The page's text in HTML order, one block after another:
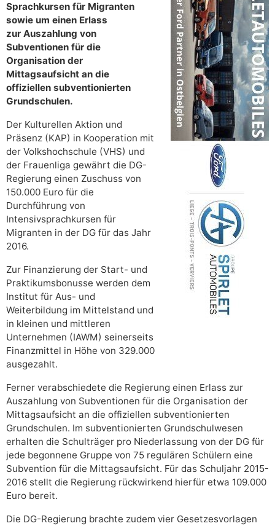
Sprachkursen für Migranten
sowie um einen Erlass
zur Auszahlung von
Subventionen für die
Organisation der
Mittagsaufsicht an die
offiziellen subventionierten
Grundschulen.
Der Kulturellen Aktion und
Präsenz (KAP) in Kooperation mit
der Volkshochschule (VHS) und
der Frauenliga gewährt die DG-
Regierung einen Zuschuss von
150.000 Euro für die
Durchführung von
Intensivsprachkursen für
Migranten in der DG für das Jahr
2016.
Zur Finanzierung der Start- und
Praktikumsbonusse werden dem
Institut für Aus- und
Weiterbildung im Mittelstand und
in kleinen und mittleren
Unternehmen (IAWM) seinerseits
Finanzmittel in Höhe von 329.000
ausgezahlt.
Ferner verabschiedete die Regierung einen Erlass zur
Auszahlung von Subventionen für die Organisation der
Mittagsaufsicht an die offiziellen subventionierten
Grundschulen. Im subventionierten Grundschulwesen
erhalten die Schulträger pro Niederlassung von der DG für
jede begonnene Gruppe von 75 regulären Schülern eine
Subvention für die Mittagsaufsicht. Für das Schuljahr 2015-
2016 stellt die Regierung rückwirkend hierfür etwa 109.000
Euro bereit.
Die DG-Regierung brachte zudem vier Gesetzesvorlagen